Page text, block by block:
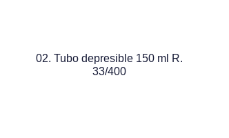
02. Tubo depresible 150 ml R.
33/400